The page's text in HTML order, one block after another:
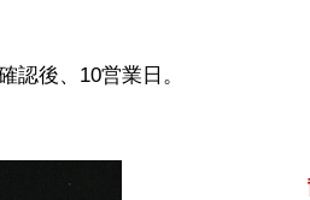
認後、10営業日。